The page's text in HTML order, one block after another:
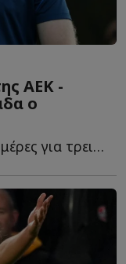
ΑΕΚ -
ο
Η ΑΕΚ θα κινηθεί τις επόμενες ημέρες για τρεις ακόμα π...